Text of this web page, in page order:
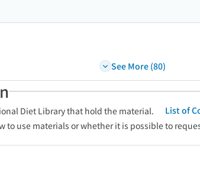
See More (80)
Diet Library that hold the material.
List of
to use materials or whether it is possible to